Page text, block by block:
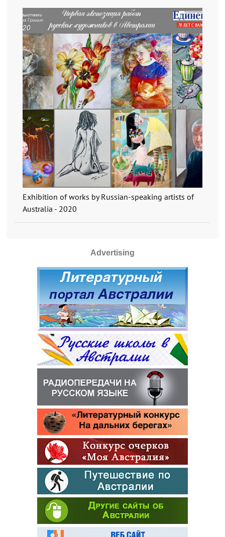
Exhibition of works by Russian-speaking artists of
Australia - 2020
Advertising